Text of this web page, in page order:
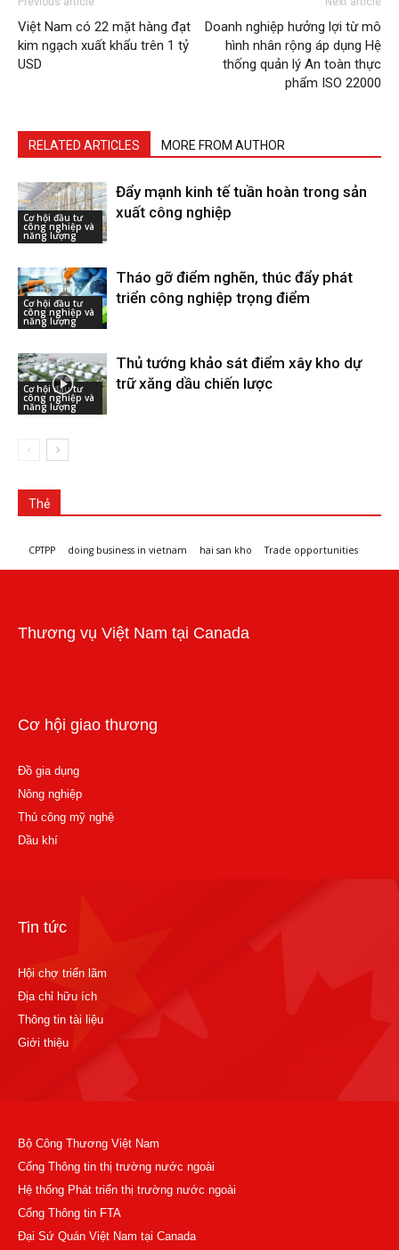
Việt Nam có 22 mặt hàng đạt
kim ngạch xuất khẩu trên 1 tỷ
USD
Doanh nghiệp hưởng lợi từ mô
hình nhân rộng áp dụng Hệ
thống quản lý An toàn thực
phẩm ISO 22000
RELATED ARTICLES MORE FROM AUTHOR
Cơ hội đầu tư
công nghiệp và
năng lượng
Đẩy mạnh kinh tế tuần hoàn trong sản
xuất công nghiệp
Cơ hội đầu tư
công nghiệp và
năng lượng
Tháo gỡ điểm nghẽn, thúc đẩy phát
triển công nghiệp trọng điểm
Cơ hội đầu tư
công nghiệp và
năng lượng
Thủ tướng khảo sát điểm xây kho dự
trữ xăng dầu chiến lược
Thẻ
CPTPP doing business in vietnam hai san kho Trade opportunities
Thương vụ Việt Nam tại Canada
Cơ hội giao thương
Đồ gia dụng
Nông nghiệp
Thủ công mỹ nghệ
Dầu khí
Tin tức
Hội chợ triển lãm
Địa chỉ hữu ích
Thông tin tài liệu
Giới thiệu
Bộ Công Thương Việt Nam
Cổng Thông tin thị trường nước ngoài
Hệ thống Phát triển thị trường nước ngoài
Cổng Thông tin FTA
Đại Sứ Quán Việt Nam tại Canada